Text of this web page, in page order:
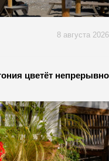
8 августа 2026